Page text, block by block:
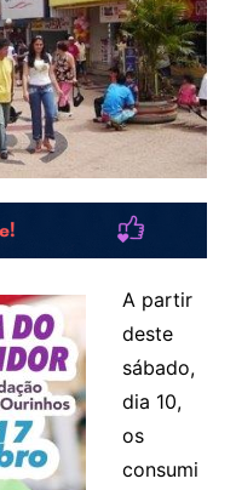
A partir
deste
sábado,
dia 10,
os
consumi